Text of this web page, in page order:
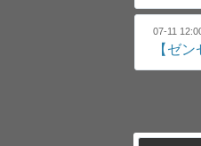
07-11
【ゼ